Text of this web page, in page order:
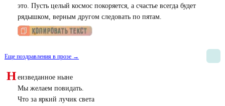
это. Пусть целый космос покоряется, а счастье всегда будет
рядышком, верным другом следовать по пятам.
Еще поздравления в прозе →
Н еизведанное ныне
Мы желаем повидать.
Что за яркий лучик света